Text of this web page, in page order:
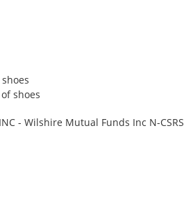
- Wilshire Mutual Funds Inc N-CSRS